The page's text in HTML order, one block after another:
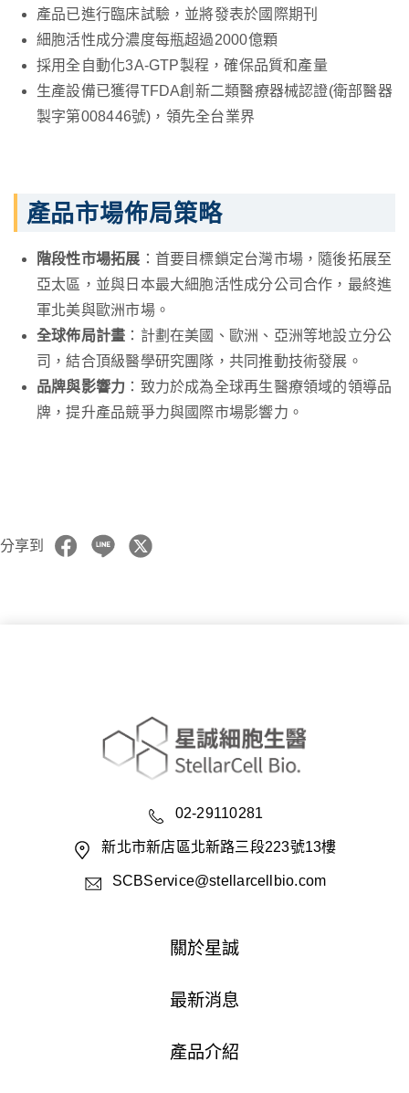
產品已進行臨床試驗，並將發表於國際期刊
細胞活性成分濃度每瓶超過2000億顆
採用全自動化3A-GTP製程，確保品質和產量
生產設備已獲得TFDA創新二類醫療器械認證(衛部醫器
製字第008446號)，領先全台業界
產品市場佈局策略
階段性市場拓展 ：首要目標鎖定台灣市場，隨後拓展至
亞太區，並與日本最大細胞活性成分公司合作，最終進
軍北美與歐洲市場。
全球佈局計畫 ：計劃在美國、歐洲、亞洲等地設立分公
司，結合頂級醫學研究團隊，共同推動技術發展。
品牌與影響力 ：致力於成為全球再生醫療領域的領導品
牌，提升產品競爭力與國際市場影響力。
分享到
02-29110281
新北市新店區北新路三段223號13樓
SCBService@stellarcellbio.com
關於星誠
最新消息
產品介紹